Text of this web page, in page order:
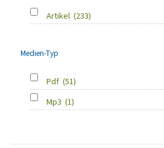
Artikel (233)
Medien-Typ
Pdf (51)
Mp3 (1)